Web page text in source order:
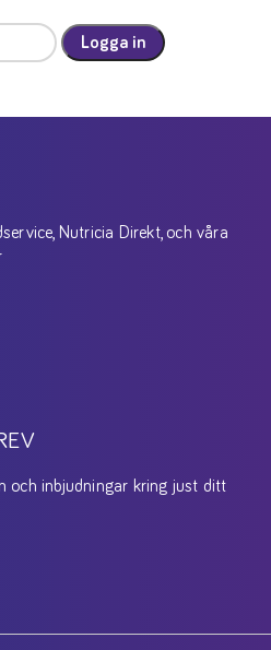
Logga in
Nutricia Direkt, och våra
och inbjudningar kring just ditt